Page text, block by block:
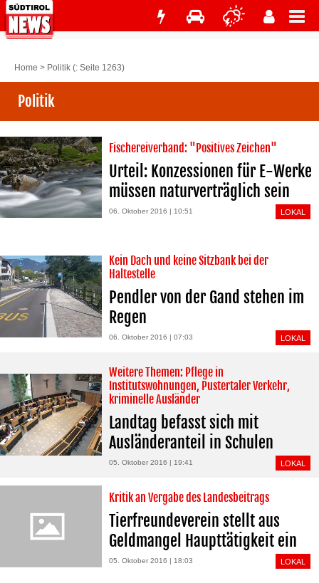
Home > Politik (: Seite 1263)
Politik
Fischereiverband: "Positives Zeichen"
Urteil: Konzessionen für E-Werke
müssen naturverträglich sein
06. Oktober 2016 | 10:51 LOKAL
Kein Dach und keine Sitzbank bei der
Haltestelle
Pendler von der Gand stehen im
Regen
06. Oktober 2016 | 07:03 LOKAL
Weitere Themen: Pflege in
Institutswohnungen, Pustertaler Verkehr,
kriminelle Ausländer
Landtag befasst sich mit
Ausländeranteil in Schulen
05. Oktober 2016 | 19:41 LOKAL
Kritik an Vergabe des Landesbeitrags
Tierfreundeverein stellt aus
Geldmangel Haupttätigkeit ein
05. Oktober 2016 | 18:03 LOKAL